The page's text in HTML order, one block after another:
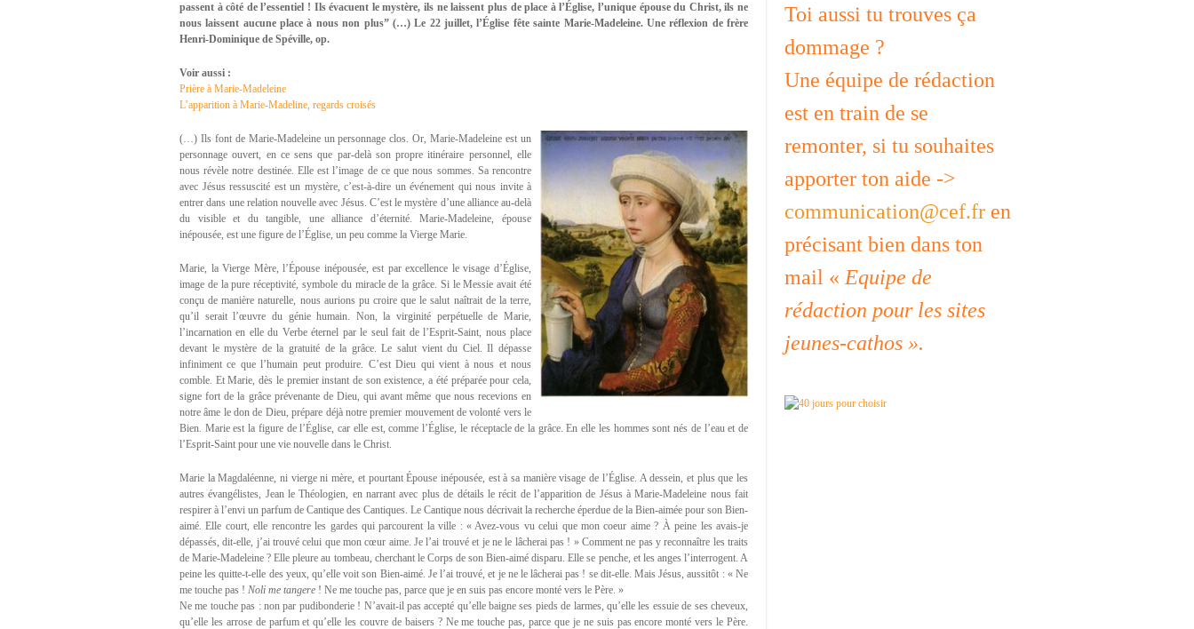
passent à côté de l’essentiel ! Ils évacuent le mystère, ils ne laissent plus de place à l’Église, l’unique épouse du Christ, ils ne
nous laissent aucune place à nous non plus” (…) Le 22 juillet, l’Église fête sainte Marie-Madeleine. Une réflexion de frère
Henri-Dominique de Spéville, op.
Voir aussi :
Prière à Marie-Madeleine
L’apparition à Marie-Madeline, regards croisés
(…) Ils font de Marie-Madeleine un personnage clos. Or, Marie-Madeleine est un
personnage ouvert, en ce sens que par-delà son propre itinéraire personnel, elle
nous révèle notre destinée. Elle est l’image de ce que nous sommes. Sa rencontre
avec Jésus ressuscité est un mystère, c’est-à-dire un événement qui nous invite à
entrer dans une relation nouvelle avec Jésus. C’est le mystère d’une alliance au-delà
du visible et du tangible, une alliance d’éternité. Marie-Madeleine, épouse
inépousée, est une figure de l’Église, un peu comme la Vierge Marie.
Marie, la Vierge Mère, l’Épouse inépousée, est par excellence le visage d’Église,
image de la pure réceptivité, symbole du miracle de la grâce. Si le Messie avait été
conçu de manière naturelle, nous aurions pu croire que le salut naîtrait de la terre,
qu’il serait l’œuvre du génie humain. Non, la virginité perpétuelle de Marie,
l’incarnation en elle du Verbe éternel par le seul fait de l’Esprit-Saint, nous place
devant le mystère de la gratuité de la grâce. Le salut vient du Ciel. Il dépasse
infiniment ce que l’humain peut produire. C’est Dieu qui vient à nous et nous
comble. Et Marie, dès le premier instant de son existence, a été préparée pour cela,
signe fort de la grâce prévenante de Dieu, qui avant même que nous recevions en
notre âme le don de Dieu, prépare déjà notre premier mouvement de volonté vers le
Bien. Marie est la figure de l’Église, car elle est, comme l’Église, le réceptacle de la grâce. En elle les hommes sont nés de l’eau et de
l’Esprit-Saint pour une vie nouvelle dans le Christ.
Marie la Magdaléenne, ni vierge ni mère, et pourtant Épouse inépousée, est à sa manière visage de l’Église. A dessein, et plus que les
autres évangélistes, Jean le Théologien, en narrant avec plus de détails le récit de l’apparition de Jésus à Marie-Madeleine nous fait
respirer à l’envi un parfum de Cantique des Cantiques. Le Cantique nous décrivait la recherche éperdue de la Bien-aimée pour son Bien-
aimé. Elle court, elle rencontre les gardes qui parcourent la ville : « Avez-vous vu celui que mon coeur aime ? À peine les avais-je
dépassés, dit-elle, j’ai trouvé celui que mon cœur aime. Je l’ai trouvé et je ne le lâcherai pas ! » Comment ne pas y reconnaître les traits
de Marie-Madeleine ? Elle pleure au tombeau, cherchant le Corps de son Bien-aimé disparu. Elle se penche, et les anges l’interrogent. A
peine les quitte-t-elle des yeux, qu’elle voit son Bien-aimé. Je l’ai trouvé, et je ne le lâcherai pas ! se dit-elle. Mais Jésus, aussitôt : « Ne
me touche pas ! Noli me tangere ! Ne me touche pas, parce que je en suis pas encore monté vers le Père. »
Ne me touche pas : non par pudibonderie ! N’avait-il pas accepté qu’elle baigne ses pieds de larmes, qu’elle les essuie de ses cheveux,
qu’elle les arrose de parfum et qu’elle les couvre de baisers ? Ne me touche pas, parce que je ne suis pas encore monté vers le Père.
Toi aussi tu trouves ça
dommage ?
Une équipe de rédaction
est en train de se
remonter, si tu souhaites
apporter ton aide ->
communication@cef.fr en
précisant bien dans ton
mail « Equipe de
rédaction pour les sites
jeunes-cathos ».